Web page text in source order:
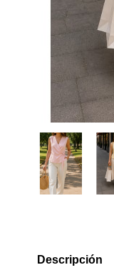
Descripción